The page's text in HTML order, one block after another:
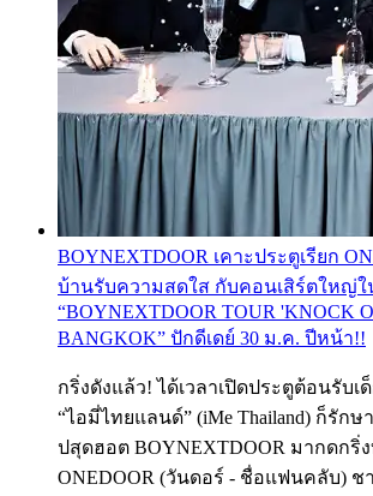
BOYNEXTDOOR เคาะประตูเรียก
บ้านรับความสดใส กับคอนเสิร์ตใหญ่ใ
“BOYNEXTDOOR TOUR 'KNOCK
BANGKOK” ปักดีเดย์ 30 ม.ค. ปีหน้า!!
กริ่งดังแล้ว! ได้เวลาเปิดประตูต้อนรับ
“ไอมี่ไทยแลนด์” (iMe Thailand) ก็รัก
ปสุดฮอต BOYNEXTDOOR มากดกริ่
ONEDOOR (วันดอร์ - ชื่อแฟนคลับ)